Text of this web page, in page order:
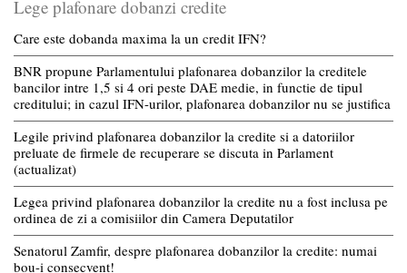
Lege plafonare dobanzi credite
Care este dobanda maxima la un credit IFN?
BNR propune Parlamentului plafonarea dobanzilor la creditele
bancilor intre 1,5 si 4 ori peste DAE medie, in functie de tipul
creditului; in cazul IFN-urilor, plafonarea dobanzilor nu se justifica
Legile privind plafonarea dobanzilor la credite si a datoriilor
preluate de firmele de recuperare se discuta in Parlament
(actualizat)
Legea privind plafonarea dobanzilor la credite nu a fost inclusa pe
ordinea de zi a comisiilor din Camera Deputatilor
Senatorul Zamfir, despre plafonarea dobanzilor la credite: numai
bou-i consecvent!